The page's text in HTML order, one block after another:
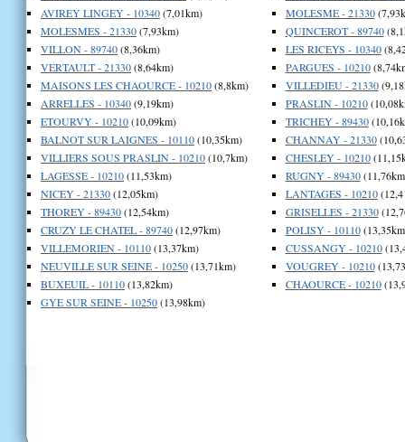
AVIREY LINGEY - 10340(7,01km)
MOLESMES - 21330(7,93km)
VILLON - 89740(8,36km)
VERTAULT - 21330(8,64km)
MAISONS LES CHAOURCE - 10210(8,8km)
ARRELLES - 10340(9,19km)
ETOURVY - 10210(10,09km)
BALNOT SUR LAIGNES - 10110(10,35km)
VILLIERS SOUS PRASLIN - 10210(10,7km)
LAGESSE - 10210(11,53km)
NICEY - 21330(12,05km)
THOREY - 89430(12,54km)
CRUZY LE CHATEL - 89740(12,97km)
VILLEMORIEN - 10110(13,37km)
NEUVILLE SUR SEINE - 10250(13,71km)
BUXEUIL - 10110(13,82km)
GYE SUR SEINE - 10250(13,98km)
MOLESME - 21330
QUINCEROT - 89740
LES RICEYS - 10340
PARGUES - 10210
VILLEDIEU - 21330
PRASLIN - 10210
TRICHEY - 89430
CHANNAY - 21330
CHESLEY - 10210
RUGNY - 89430
LANTAGES - 10210
GRISELLES - 21330
POLISY - 10110
CUSSANGY - 10210
VOUGREY - 10210
CHAOURCE - 10210